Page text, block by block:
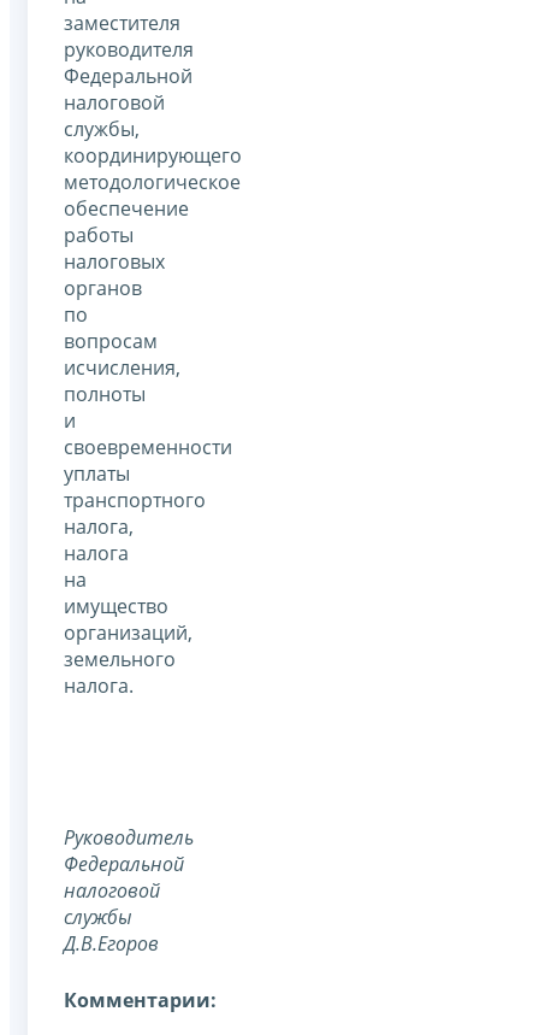
заместителя
руководителя
Федеральной
налоговой
службы,
координирующего
методологическое
обеспечение
работы
налоговых
органов
по
вопросам
исчисления,
полноты
и
своевременности
уплаты
транспортного
налога,
налога
на
имущество
организаций,
земельного
налога.
Руководитель
Федеральной
налоговой
службы
Д.В.Егоров
Комментарии: